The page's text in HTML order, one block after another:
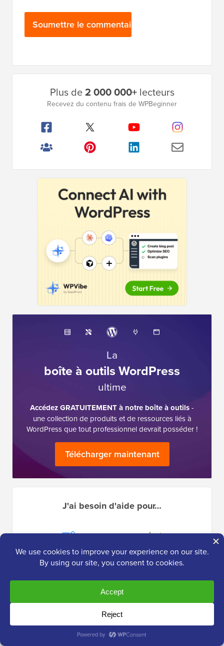
Plus de2 000 000+lecteurs
Recevez du contenu frais de WPBeginner
La
boîte à outils WordPress
ultime
Accédez GRATUITEMENT à notre boîte à outils-
une collection de produits et de ressources liés à
WordPress que tout professionnel devrait posséder !
Télécharger maintenant
J'ai besoin d'aide pour…
Démarrer un
Blog
WordPress
SEO
Performance
Erreurs